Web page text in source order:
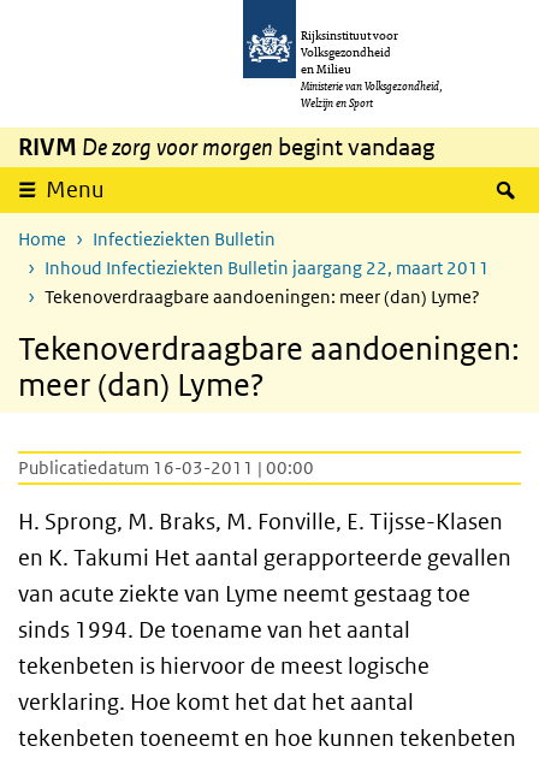
Overslaan en naar de inhoud gaan
Rijksinstituut voor
Volksgezondheid
en Milieu
Ministerie van Volksgezondheid,
Welzijn en Sport
RIVM De zorg voor morgen begint vandaag
Menu
Home
Infectieziekten Bulletin
Inhoud Infectieziekten Bulletin jaargang 22, maart 2011
Tekenoverdraagbare aandoeningen: meer (dan) Lyme?
Tekenoverdraagbare aandoeningen:
meer (dan) Lyme?
Publicatiedatum 16-03-2011 | 00:00
H. Sprong, M. Braks, M. Fonville, E. Tijsse-Klasen
en K. Takumi Het aantal gerapporteerde gevallen
van acute ziekte van Lyme neemt gestaag toe
sinds 1994. De toename van het aantal
tekenbeten is hiervoor de meest logische
verklaring. Hoe komt het dat het aantal
tekenbeten toeneemt en hoe kunnen tekenbeten